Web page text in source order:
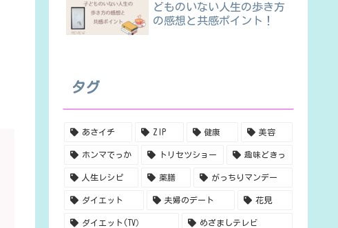
どものいない人生の歩き方
の感想と共感ポイント！
タグ
あさイチ ZIP 健康 美容
ホンマでっか トリセツショー 趣味どきっ
人生レシピ 薬膳 がっちりマンデー
ダイエット 夫婦のデート 花見
ダイエット(TV） めざましテレビ